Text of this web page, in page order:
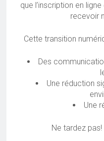
que l’inscription en
recevoir
Cette transition
Des
Une réduction
Une
Ne tardez